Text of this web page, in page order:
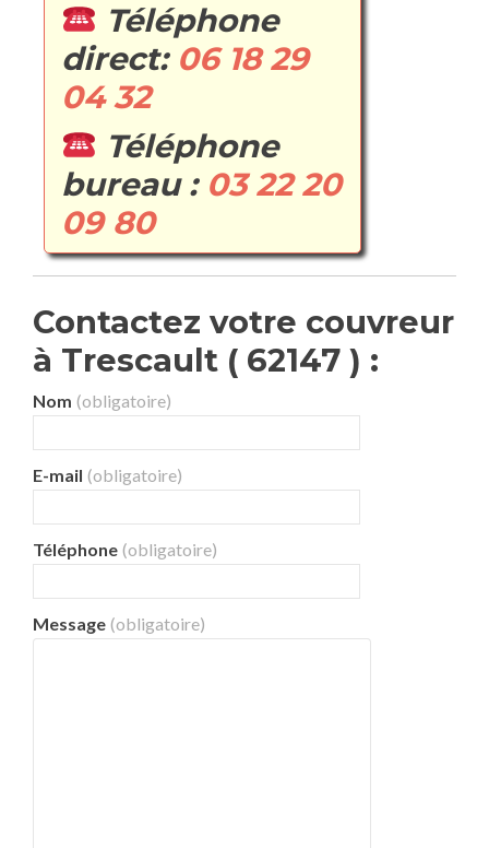
Téléphone
direct: 06 18 29
04 32
Téléphone
bureau : 03 22 20
09 80
Contactez votre couvreur
à Trescault ( 62147 ) :
Nom (obligatoire)
E-mail (obligatoire)
Téléphone (obligatoire)
Message (obligatoire)